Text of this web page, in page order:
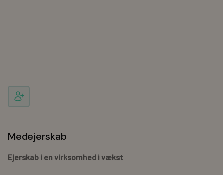
Medejerskab
Ejerskab i en virksomhed i vækst